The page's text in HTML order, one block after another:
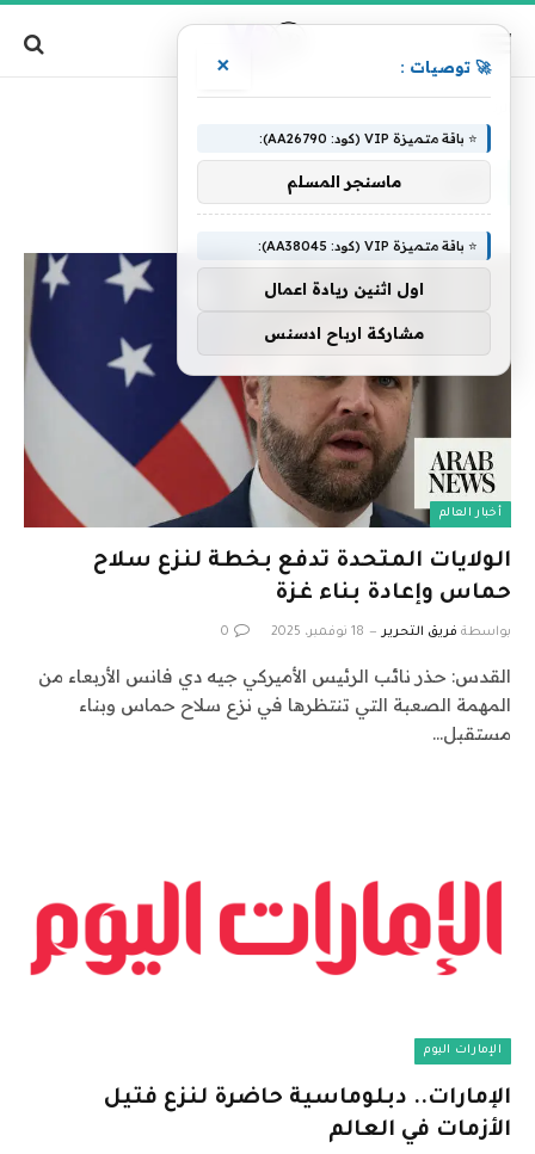
أخبار العالم
الولايات المتحدة تدفع بخطة لنزع سلاح
حماس وإعادة بناء غزة
بواسطة فريق التحرير 18 نوفمبر، 2025 0
القدس: حذر نائب الرئيس الأميركي جيه دي فانس الأربعاء من
المهمة الصعبة التي تنتظرها في نزع سلاح حماس وبناء
مستقبل…
الإمارات اليوم
الإمارات.. دبلوماسية حاضرة لنزع فتيل
الأزمات في العالم
🚀 توصيات : ×
⭐ باقة متميزة VIP (كود: AA26790):
ماسنجر المسلم
⭐ باقة متميزة VIP (كود: AA38045):
اول اثنين ريادة اعمال
مشاركة ارباح ادسنس